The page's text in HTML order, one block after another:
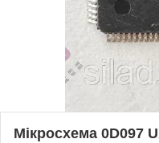
Мікросхема 0D097